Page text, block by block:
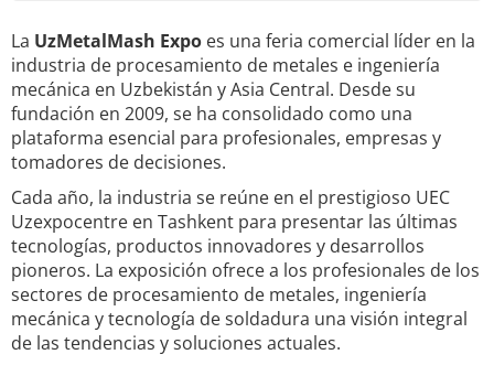
La UzMetalMash Expo es una feria comercial líder en la
industria de procesamiento de metales e ingeniería
mecánica en Uzbekistán y Asia Central. Desde su
fundación en 2009, se ha consolidado como una
plataforma esencial para profesionales, empresas y
tomadores de decisiones.
Cada año, la industria se reúne en el prestigioso UEC
Uzexpocentre en Tashkent para presentar las últimas
tecnologías, productos innovadores y desarrollos
pioneros. La exposición ofrece a los profesionales de los
sectores de procesamiento de metales, ingeniería
mecánica y tecnología de soldadura una visión integral
de las tendencias y soluciones actuales.